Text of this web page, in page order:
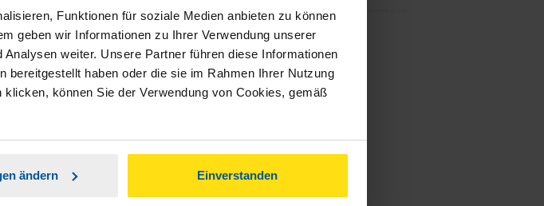
Funktionen für soziale Medien anbieten zu können
geben wir Informationen zu Ihrer Verwendung unserer
weiter. Unsere Partner führen diese Informationen
haben oder die sie im Rahmen Ihrer Nutzung
können Sie der Verwendung von Cookies, gemäß
ändern Einverstanden
Sprachen